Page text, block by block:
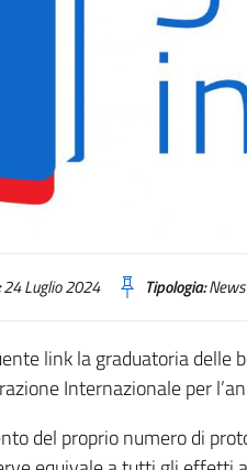
24 Luglio 2024 Tipologia:News
link la graduatoria
Internazionale per
del proprio numero di